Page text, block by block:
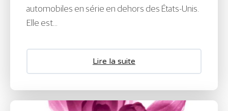
automobiles en série en dehors des États-Unis.
Elle est...
Lire la suite